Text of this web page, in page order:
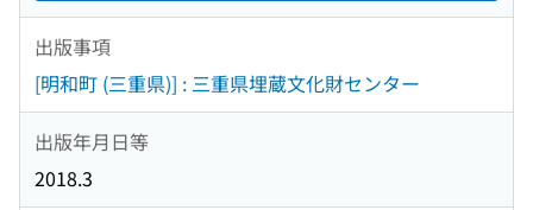
出版事項
[明和町 (三重県)] : 三重県埋蔵文化財センター
出版年月日等
2018.3